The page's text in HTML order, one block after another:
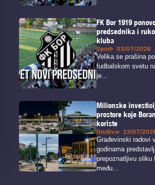
FK Bor 1919
predsednika i
kluba
Sport 03/07/2026
Velika se prašina
fudbalskom svetu
je...
Milionske
prostore koje
koriste
Društvo 23/07/
Građevinski radovi
godinama
prepoznatljivu sliku
među...